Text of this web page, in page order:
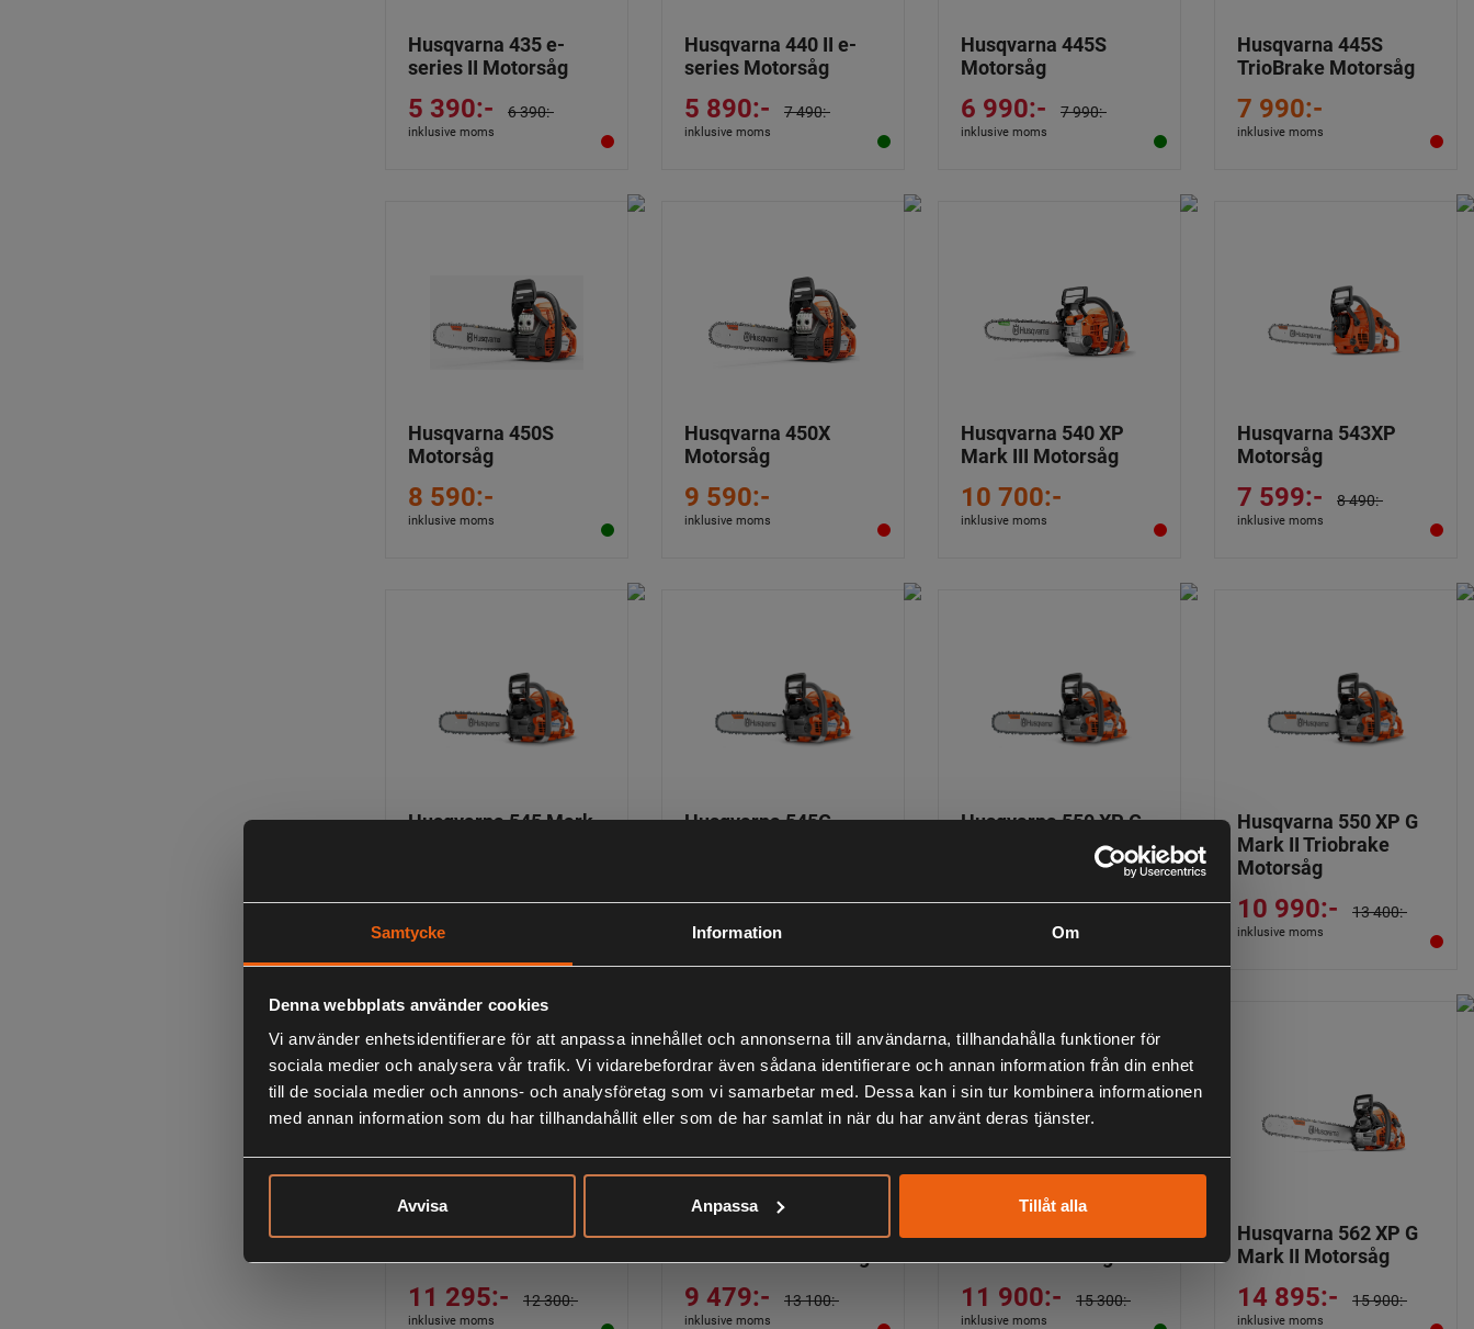
Samtycke Information Om
Denna webbplats använder cookies
Vi använder enhetsidentifierare för att anpassa innehållet och annonserna till användarna, tillhandahålla funktioner för
sociala medier och analysera vår trafik. Vi vidarebefordrar även sådana identifierare och annan information från din enhet
till de sociala medier och annons- och analysföretag som vi samarbetar med. Dessa kan i sin tur kombinera informationen
med annan information som du har tillhandahållit eller som de har samlat in när du har använt deras tjänster.
Avvisa Anpassa Tillåt alla
Husqvarna 435 e-
series II Motorsåg
5 390:- 6 390:-
inklusive moms
Husqvarna 440 II e-
series Motorsåg
5 890:- 7 490:-
inklusive moms
Husqvarna 445S
Motorsåg
6 990:- 7 990:-
inklusive moms
Husqvarna 445S
TrioBrake Motorsåg
7 990:-
inklusive moms
Husqvarna 450S
Motorsåg
8 590:-
inklusive moms
Husqvarna 450X
Motorsåg
9 590:-
inklusive moms
Husqvarna 540 XP
Mark III Motorsåg
10 700:-
inklusive moms
Husqvarna 543XP
Motorsåg
7 599:- 8 490:-
inklusive moms
Husqvarna 545 Mark
inklusive moms
Husqvarna 545G
inklusive moms
Husqvarna 550 XP G
Mark II Motorsåg
inklusive moms
Husqvarna 550 XP G
Mark II Triobrake
Motorsåg
10 990:- 13 400:-
inklusive moms
Husqvarna 550 XP
Mark II
11 295:- 12 300:-
inklusive moms
Husqvarna 550 XPG
Mark II 15" Motorsåg
9 479:- 13 100:-
inklusive moms
Husqvarna 560 XP G
Mark II Motorsåg
11 900:- 15 300:-
inklusive moms
Husqvarna 562 XP G
Mark II Motorsåg
14 895:- 15 900:-
inklusive moms